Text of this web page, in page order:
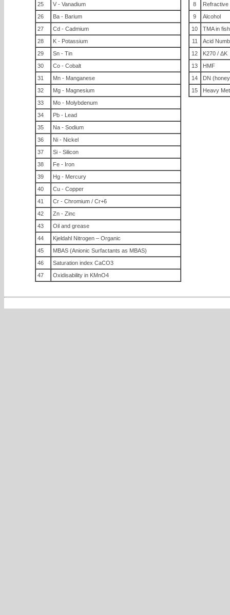
25
V - Vanadium
26
Ba - Barium
27
Cd - Cadmium
28
K - Potassium
29
Sn - Tin
30
Co - Cobalt
31
Mn - Manganese
32
Mg - Magnesium
33
Mo - Molybdenum
34
Pb - Lead
35
Na - Sodium
36
Ni - Nickel
37
Si - Silicon
38
Fe - Iron
39
Hg - Mercury
40
Cu - Copper
41
Cr - Chromium / Cr+6
42
Zn - Zinc
43
Oil and grease
44
Kjeldahl Nitrogen – Organic
45
MBAS (Anionic Surfactants as MBAS)
46
Saturation index CaCO3
47
Oxidisability in KMnO4
8
Refractive
9
Alcohol
10
TMA in
11
Acid
12
K270 / ΔK
13
HMF
14
DN
15
Heavy